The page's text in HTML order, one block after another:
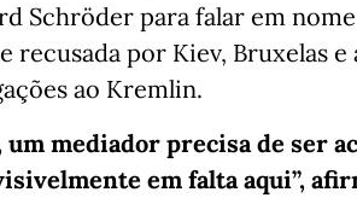
Schröder para falar em
recusada por Kiev, Bruxelas e
ao Kremlin.
um mediador precisa de ser
em falta aqui”,